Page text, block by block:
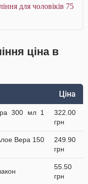
для чоловіків 75
ціна в
Ціна
300 мл 1
322.00
грн
Вера 150
249.90
грн
55.50
грн